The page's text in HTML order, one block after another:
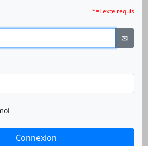
*=Texte requis
✉
Connexion